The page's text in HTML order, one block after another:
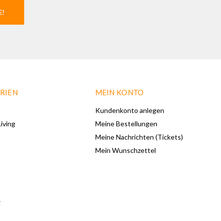
MEIN KONTO
Kundenkonto anlegen
Meine Bestellungen
Meine Nachrichten (Tickets)
Mein Wunschzettel